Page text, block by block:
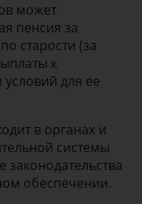
может
пенсия за
старости (за
к
для ее
в органах и
системы
законодательства
обеспечении.